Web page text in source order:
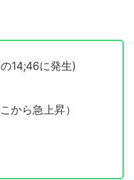
14;46に発生)
から急上昇）